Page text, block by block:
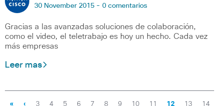
30 November 2015 - 0 comentarios
Gracias a las avanzadas soluciones de colaboración,
como el video, el teletrabajo es hoy un hecho. Cada vez
más empresas
Leer mas
« ‹ 3 4 5 6 7 8 9 10 11 12 13 14